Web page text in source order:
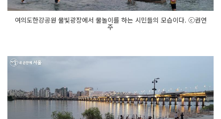
여의도한강공원 물빛광장에서 물놀이를 하는 시민들의 모습이다. ⓒ권연
주